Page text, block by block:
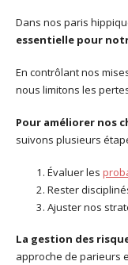
Dans nos paris
essentielle pour
En contrôlant nos
nous limitons les
Pour améliorer nos
suivons plusieurs
Évaluer les
Rester
Ajuster nos
La gestion des
approche de parieurs